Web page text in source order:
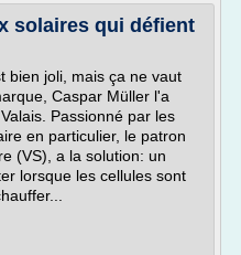
solaires qui défient
joli, mais ça ne vaut
Caspar Müller l'a
Passionné par les
en particulier, le patron
(VS), a la solution: un
lorsque les cellules sont